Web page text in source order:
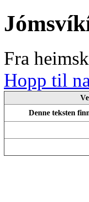
Fra
Hopp til
Denne teksten